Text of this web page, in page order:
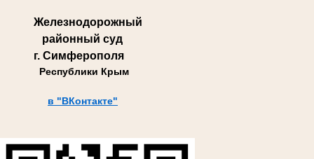
Железнодорожный
районный суд
г. Симферополя
Республики Крым
в "ВКонтакте"